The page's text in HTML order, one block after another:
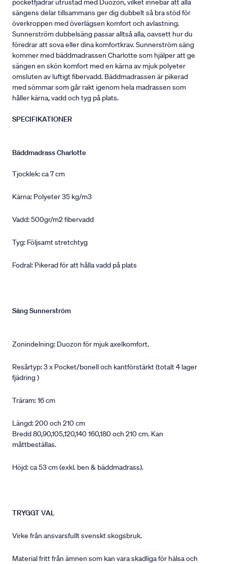
pocketfjädrar utrustad med Duozon, vilket innebär att alla
sängens delar tillsammans ger dig dubbelt så bra stöd för
överkroppen med överlägsen komfort och avlastning.
Sunnerström dubbelsäng passar alltså alla, oavsett hur du
föredrar att sova eller dina komfortkrav. Sunnerström säng
kommer med bäddmadrassen Charlotte som hjälper att ge
sängen en skön komfort med en kärna av mjuk polyeter
omsluten av luftigt fibervadd. Bäddmadrassen är pikerad
med sömmar som går rakt igenom hela madrassen som
håller kärna, vadd och tyg på plats.
SPECIFIKATIONER
Bäddmadrass Charlotte
Tjocklek: ca 7 cm
Kärna: Polyeter 35 kg/m3
Vadd: 500gr/m2 fibervadd
Tyg: Följsamt stretchtyg
Fodral: Pikerad för att hålla vadd på plats
Säng Sunnerström
Zonindelning: Duozon för mjuk axelkomfort.
Resårtyp: 3 x Pocket/bonell och kantförstärkt (totalt 4 lager
fjädring )
Träram: 16 cm
Längd: 200 och 210 cm
Bredd 80,90,105,120,140 160,180 och 210 cm. Kan
måttbeställas.
Höjd: ca 53 cm (exkl. ben & bäddmadrass).
TRYGGT VAL
Virke från ansvarsfullt svenskt skogsbruk.
Material fritt från ämnen som kan vara skadliga för hälsa och